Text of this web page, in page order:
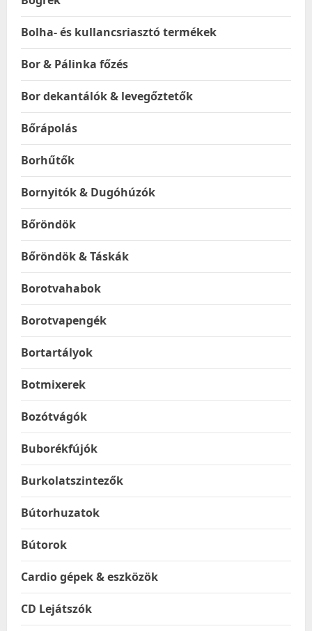
Bolha- és kullancsriasztó termékek
Bor & Pálinka főzés
Bor dekantálók & levegőztetők
Bőrápolás
Borhűtők
Bornyitók & Dugóhúzók
Bőröndök
Bőröndök & Táskák
Borotvahabok
Borotvapengék
Bortartályok
Botmixerek
Bozótvágók
Buborékfújók
Burkolatszintezők
Bútorhuzatok
Bútorok
Cardio gépek & eszközök
CD Lejátszók